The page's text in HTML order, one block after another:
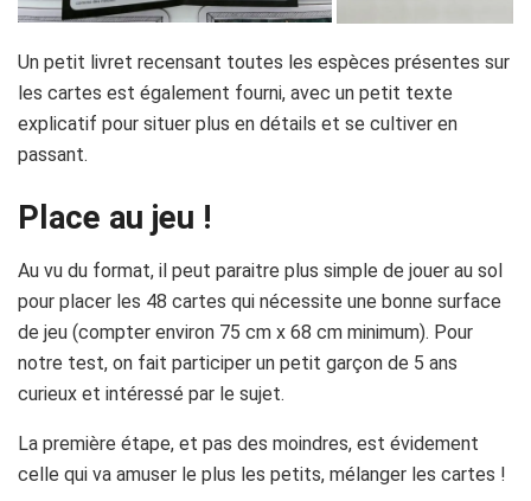
Un petit livret recensant toutes les espèces présentes sur
les cartes est également fourni, avec un petit texte
explicatif pour situer plus en détails et se cultiver en
passant.
Place au jeu !
Au vu du format, il peut paraitre plus simple de jouer au sol
pour placer les 48 cartes qui nécessite une bonne surface
de jeu (compter environ 75 cm x 68 cm minimum). Pour
notre test, on fait participer un petit garçon de 5 ans
curieux et intéressé par le sujet.
La première étape, et pas des moindres, est évidement
celle qui va amuser le plus les petits, mélanger les cartes !